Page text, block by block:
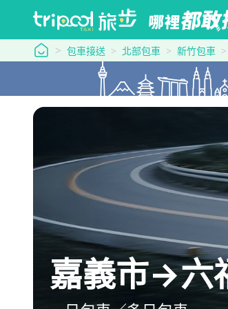
tripool 旅步
包車接送 北部包車 新竹包車
嘉義市→六